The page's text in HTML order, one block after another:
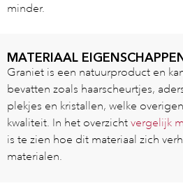
minder.
MATERIAAL
Graniet is een natuurproduct en
bevatten zoals haarscheurtjes,
plekjes en kristallen, welke
kwaliteit. In het overzicht vergelijk
is te zien hoe dit materiaal zich
materialen.